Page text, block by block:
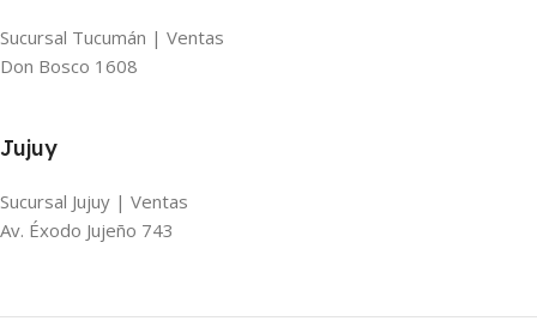
Sucursal Tucumán | Ventas
Don Bosco 1608
Jujuy
Sucursal Jujuy | Ventas
Av. Éxodo Jujeño 743